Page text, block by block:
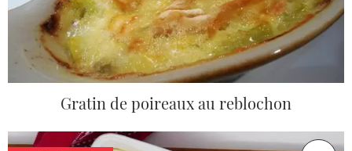
Gratin de poireaux au reblochon